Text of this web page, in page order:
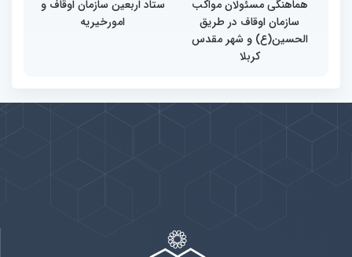
هماهنگی مسئولان مواکب
سازمان اوقاف در طریق
الحسین(ع) و شهر مقدس
کربلا
ستاد اربعین سازمان اوقاف و
امورخیریه